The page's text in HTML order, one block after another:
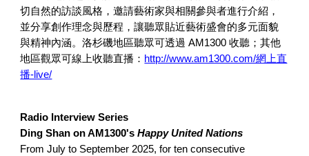
切自然的訪談風格，邀請藝術家與相關參與者進行介紹，
並分享創作理念與歷程，讓聽眾貼近藝術盛會的多元面貌
與精神內涵。洛杉磯地區聽眾可透過 AM1300 收聽；其他
地區觀眾可線上收聽直播： http://www.am1300.com/網上直
播-live/
Radio Interview Series
Ding Shan on AM1300'sHappy United Nations
From July to September 2025, for ten consecutive